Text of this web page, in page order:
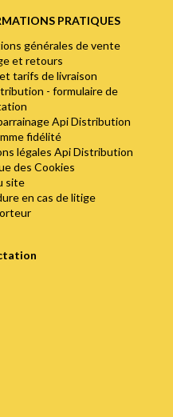
PRATIQUES
générales de vente
et retours
tarifs de livraison
- formulaire de
Api Distribution
fidélité
légales Api Distribution
des Cookies
site
en cas de litige